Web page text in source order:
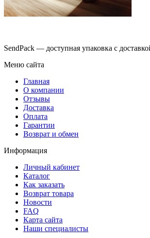
SendPack — доступная упаковка с
Меню сайта
Главная
О компании
Отзывы
Доставка
Оплата
Гарантии
Возврат и обмен
Информация
Личный кабинет
Каталог
Как заказать
Возврат товара
Новости
FAQ
Карта сайта
Наши специалисты